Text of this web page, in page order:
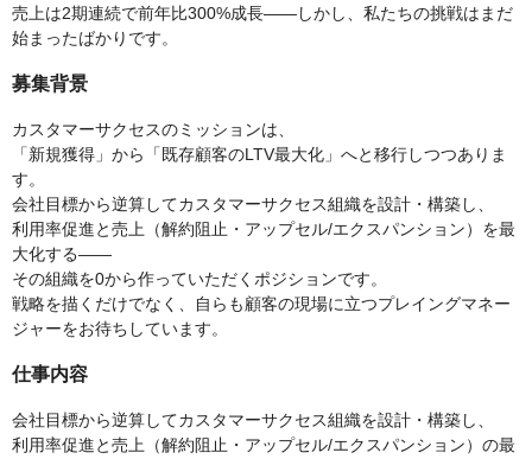
売上は2期連続で前年比300%成長——しかし、私たちの挑戦はまだ
始まったばかりです。
募集背景
カスタマーサクセスのミッションは、
「新規獲得」から「既存顧客のLTV最大化」へと移行しつつありま
す。
会社目標から逆算してカスタマーサクセス組織を設計・構築し、
利用率促進と売上（解約阻止・アップセル/エクスパンション）を最
大化する——
その組織を0から作っていただくポジションです。
戦略を描くだけでなく、自らも顧客の現場に立つプレイングマネー
ジャーをお待ちしています。
仕事内容
会社目標から逆算してカスタマーサクセス組織を設計・構築し、
利用率促進と売上（解約阻止・アップセル/エクスパンション）の最